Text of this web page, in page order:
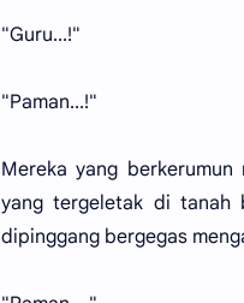
"Guru...!"
"Paman...!"
Mereka yang
yang tergeletak di tanah
dipinggang bergegas